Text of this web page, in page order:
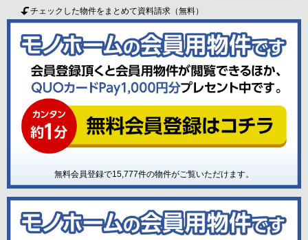
チェックした物件をまとめて資料請求（無料）
無料会員登録で15,777件の物件がご覧いただけます。